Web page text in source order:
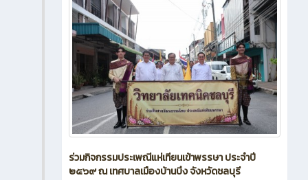
ร่วมกิจกรรมประเพณีแห่เทียนเข้าพรรษา ประจำปี
๒๕๖๙ ณ เทศบาลเมืองบ้านบึง จังหวัดชลบุรี